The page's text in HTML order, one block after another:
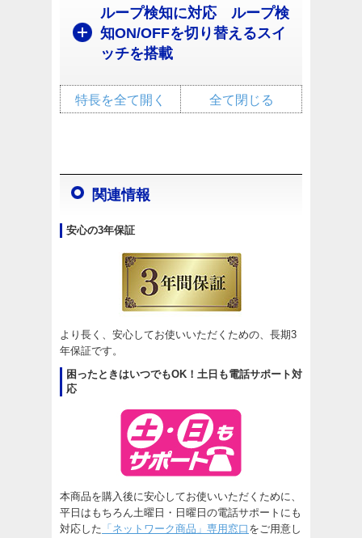
ループ検知に対応 ループ検
知ON/OFFを切り替えるスイ
ッチを搭載
全て閉じる
特長を全て開く
関連情報
安心の3年保証
より長く、安心してお使いいただくための、長期3
年保証です。
困ったときはいつでもOK！土日も電話サポート対
応
本商品を購入後に安心してお使いいただくために、
平日はもちろん土曜日・日曜日の電話サポートにも
対応した 「ネットワーク商品」専用窓口 をご用意し